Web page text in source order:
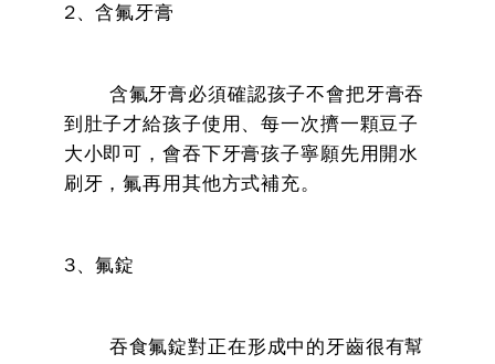
2、含氟牙膏
含氟牙膏必須確認孩子不會把牙膏吞
到肚子才給孩子使用、每一次擠一顆豆子
大小即可，會吞下牙膏孩子寧願先用開水
刷牙，氟再用其他方式補充。
3、氟錠
吞食氟錠對正在形成中的牙齒很有幫